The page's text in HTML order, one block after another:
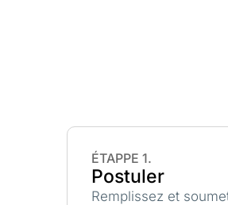
ÉTAPPE 1.
Postuler
Remplissez et